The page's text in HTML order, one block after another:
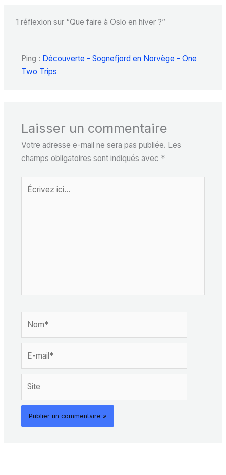
1 réflexion sur “Que faire à Oslo en hiver ?”
Ping : Découverte - Sognefjord en Norvège - One
Two Trips
Laisser un commentaire
Votre adresse e-mail ne sera pas publiée. Les
champs obligatoires sont indiqués avec *
Écrivez
mail*